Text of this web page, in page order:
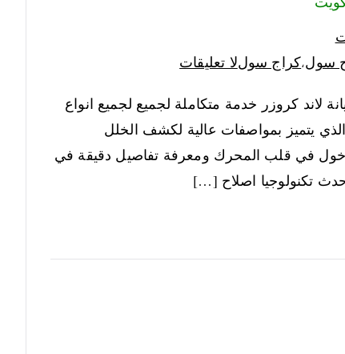
سول،كراج سوللا تعليقات
كروزر خدمة متكاملة لجميع لجميع انواع
يتميز بمواصفات عالية لكشف الخلل
في قلب المحرك ومعرفة تفاصيل دقيقة في
تكنولوجيا اصلاح […]